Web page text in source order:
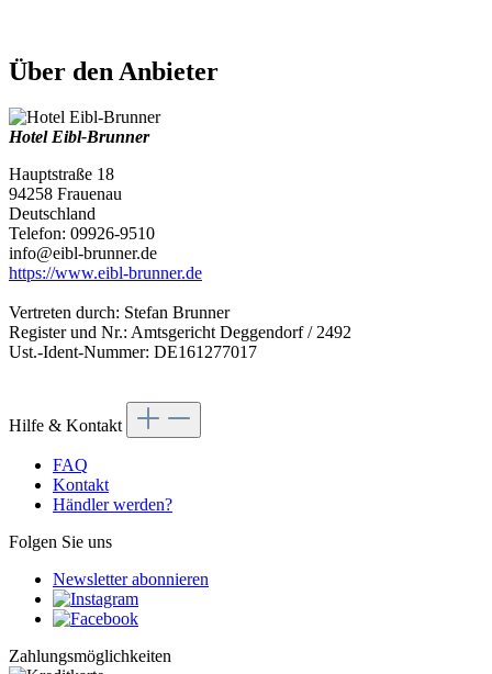
Über den Anbieter
Hotel Eibl-Brunner
Hauptstraße 18
94258 Frauenau
Deutschland
Telefon: 09926-9510
info@eibl-brunner.de
https://www.eibl-brunner.de
Vertreten durch: Stefan Brunner
Register und Nr.: Amtsgericht Deggendorf / 2492
Ust.-Ident-Nummer: DE161277017
Hilfe & Kontakt
FAQ
Kontakt
Händler werden?
Folgen Sie uns
Newsletter abonnieren
Zahlungsmöglichkeiten